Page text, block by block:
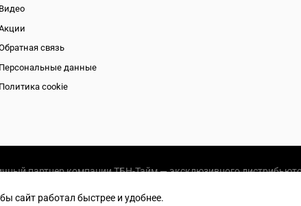
Видео
связь
Персональные данные
Политика cookie
партнер компании ТБН-Тайм — эксклюзивного
сайт работал быстрее и удобнее.